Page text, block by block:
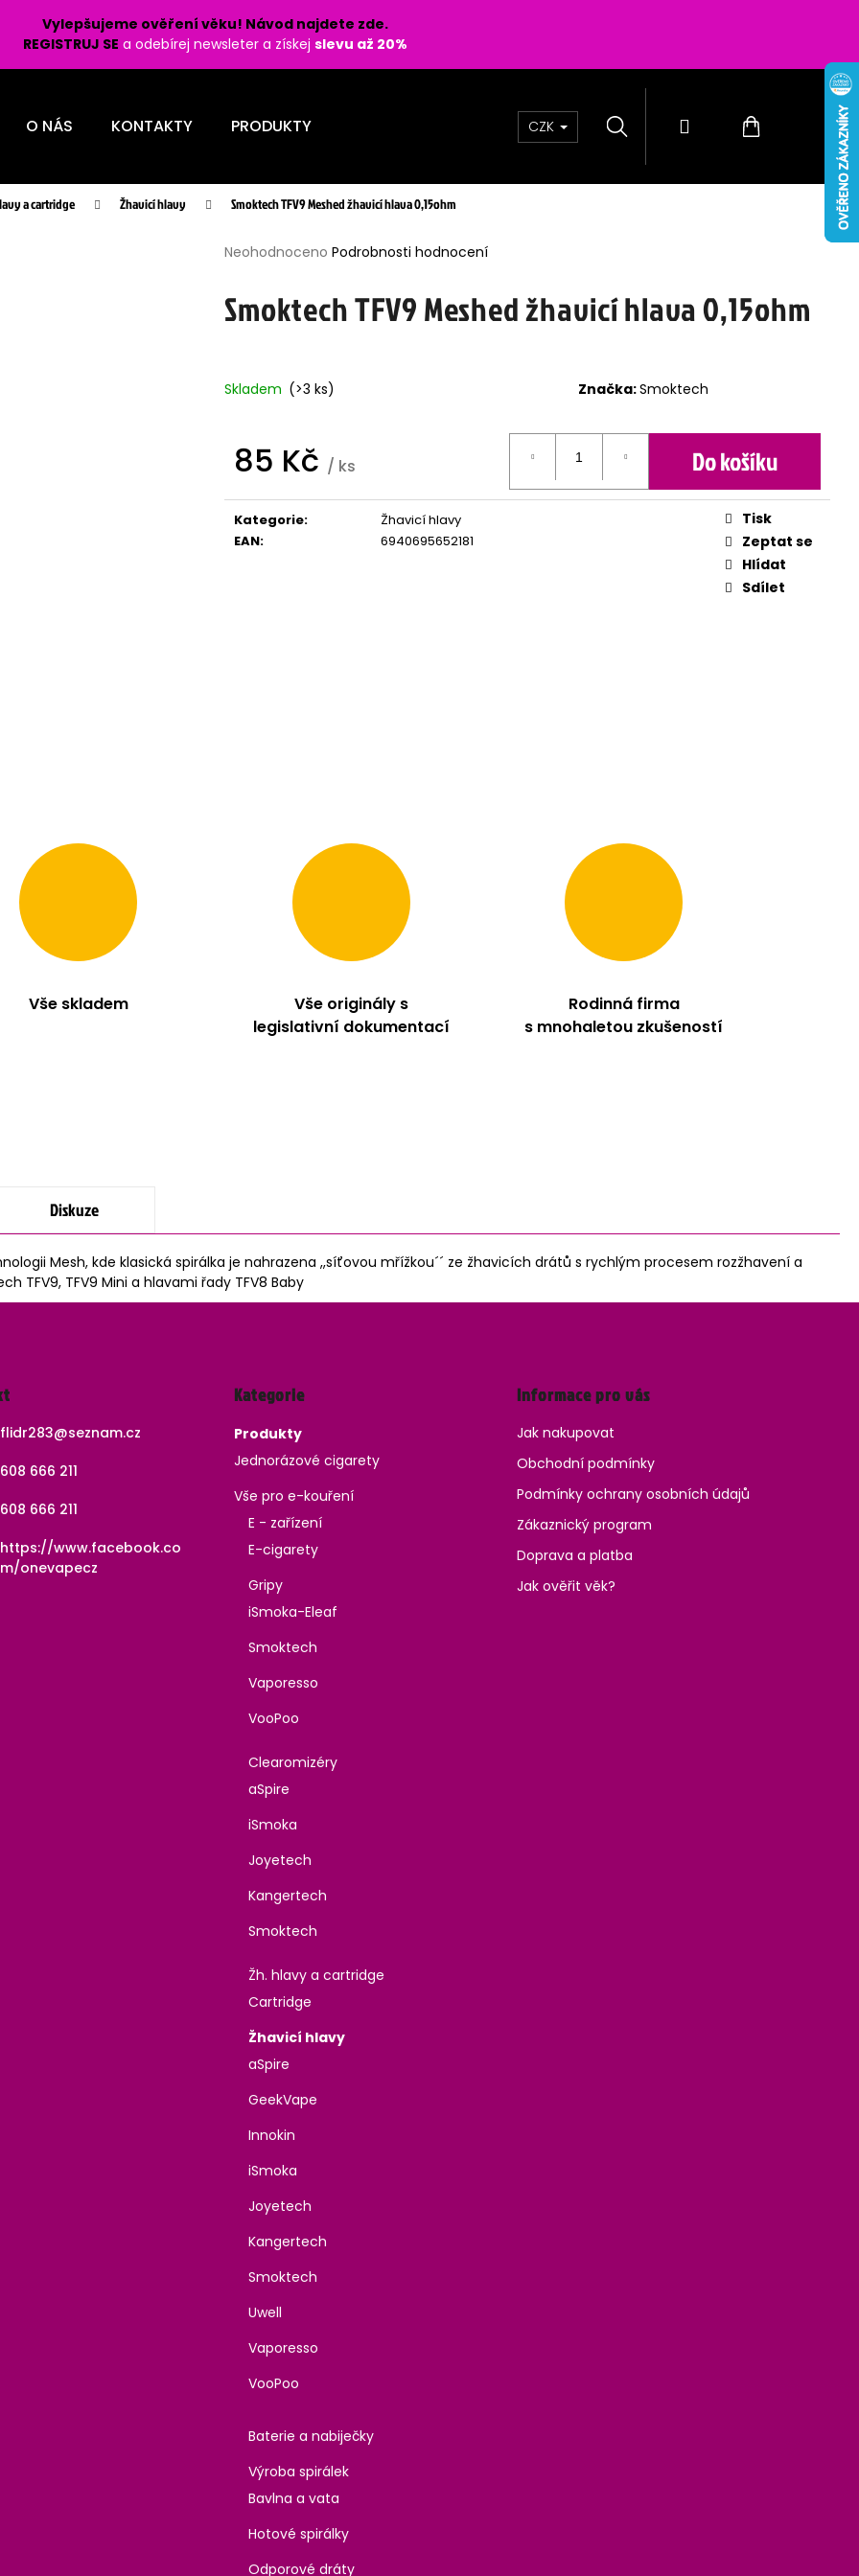
Vylepšujeme ověření věku! Návod najdete zde.
REGISTRUJ SE a odebírej newsleter a získej slevu až 20%
O NÁS KONTAKTY PRODUKTY CZK Hledat PřihlášeníNákupní
a cartridge Žhavicí hlavy Smoktech TFV9 Meshed žhavicí hlava 0,15ohm
Průměrné
je
hvězdiček.
Neohodnoceno Podrobnosti hodnocení
Smoktech TFV9 Meshed žhavicí hlava 0,15ohm
Skladem (>3 ks) Značka:Smoktech
85 Kč / ks
cena:
Do košíku
Kategorie:
Žhavicí hlavy
EAN: 6940695652181
Tisk
Zeptat se
Hlídat
Sdílet
Vše skladem
Vše originály s
legislativní dokumentací
Rodinná firma
s mnohaletou zkušeností
Diskuze
Mesh, kde klasická spirálka je nahrazena ,,síťovou mřížkou´´ ze žhavicích drátů s rychlým procesem rozžhavení a
TFV9, TFV9 Mini a hlavami řady TFV8 Baby
SYX POD - NÁPLŇ - BLUE RASPBERRY
205 Kč
flidr283@seznam.cz
608 666 211
608 666 211
https://www.facebook.co
m/onevapecz
kategorie
Kategorie
Produkty
Jednorázové cigarety
Vše pro e-kouření
E - zařízení
E-cigarety
Gripy
iSmoka-Eleaf
Smoktech
Vaporesso
VooPoo
Clearomizéry
aSpire
iSmoka
Joyetech
Kangertech
Smoktech
Žh. hlavy a cartridge
Cartridge
Žhavicí hlavy
aSpire
GeekVape
Innokin
iSmoka
Joyetech
Kangertech
Smoktech
Uwell
Vaporesso
VooPoo
Baterie a nabiječky
Výroba spirálek
Bavlna a vata
Hotové spirálky
Odporové dráty
Informace pro vás
Jak nakupovat
Obchodní podmínky
Podmínky ochrany osobních údajů
Zákaznický program
Doprava a platba
Jak ověřit věk?